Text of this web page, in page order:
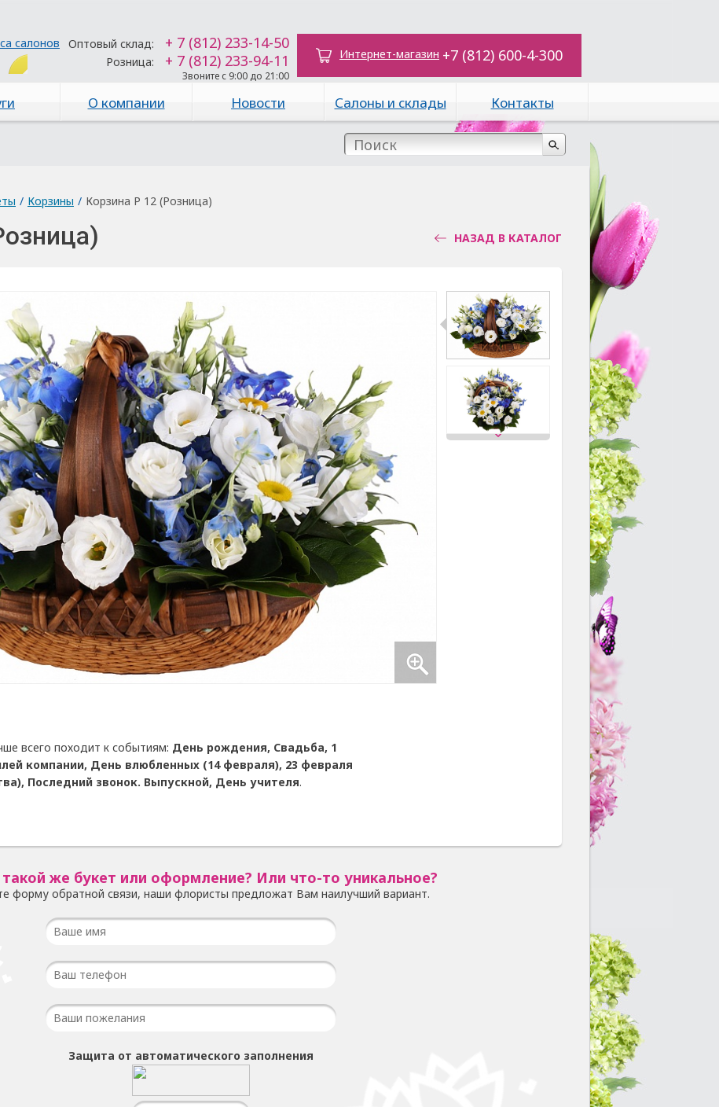
салонов Оптовый склад: + 7 (812) 233-14-50
Розница: + 7 (812) 233-94-11
Звоните с 9:00 до 21:00
Интернет-магазин +7 (812) 600-4-300
О компании Новости Салоны и склады Контакты
/ Корзины / Корзина Р 12 (Розница)
НАЗАД В КАТАЛОГ
всего походит к событиям: День рождения, Свадьба, 1
компании, День влюбленных (14 февраля), 23 февраля
Последний звонок. Выпускной, День учителя.
же букет или оформление? Или что-то уникальное?
форму обратной связи, наши флористы предложат Вам наилучший вариант.
Защита от автоматического заполнения